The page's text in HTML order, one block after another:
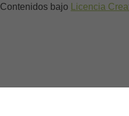
Contenidos bajo Licencia